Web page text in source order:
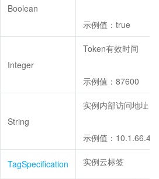
Boolean
示例值：true
Integer
Token有效时间
示例值：87600
String
实例内部访问地址
示例值：10.1.66.46
TagSpecification 实例云标签